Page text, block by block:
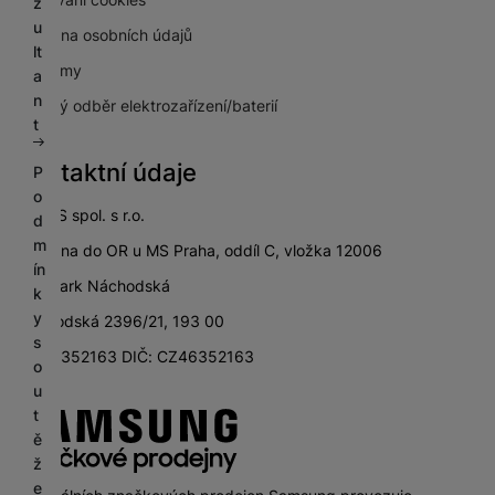
u
lt
a
n
t
P
o
d
m
ín
k
y
s
o
u
t
ě
ž
e
Ochrana osobních údajů
Pro firmy
Zpětný odběr elektrozařízení/baterií
Kontaktní údaje
SETOS spol. s r.o.
zapsána do OR u MS Praha, oddíl C, vložka 12006
City Park Náchodská
Náchodská 2396/21, 193 00
IČ: 46352163 DIČ: CZ46352163